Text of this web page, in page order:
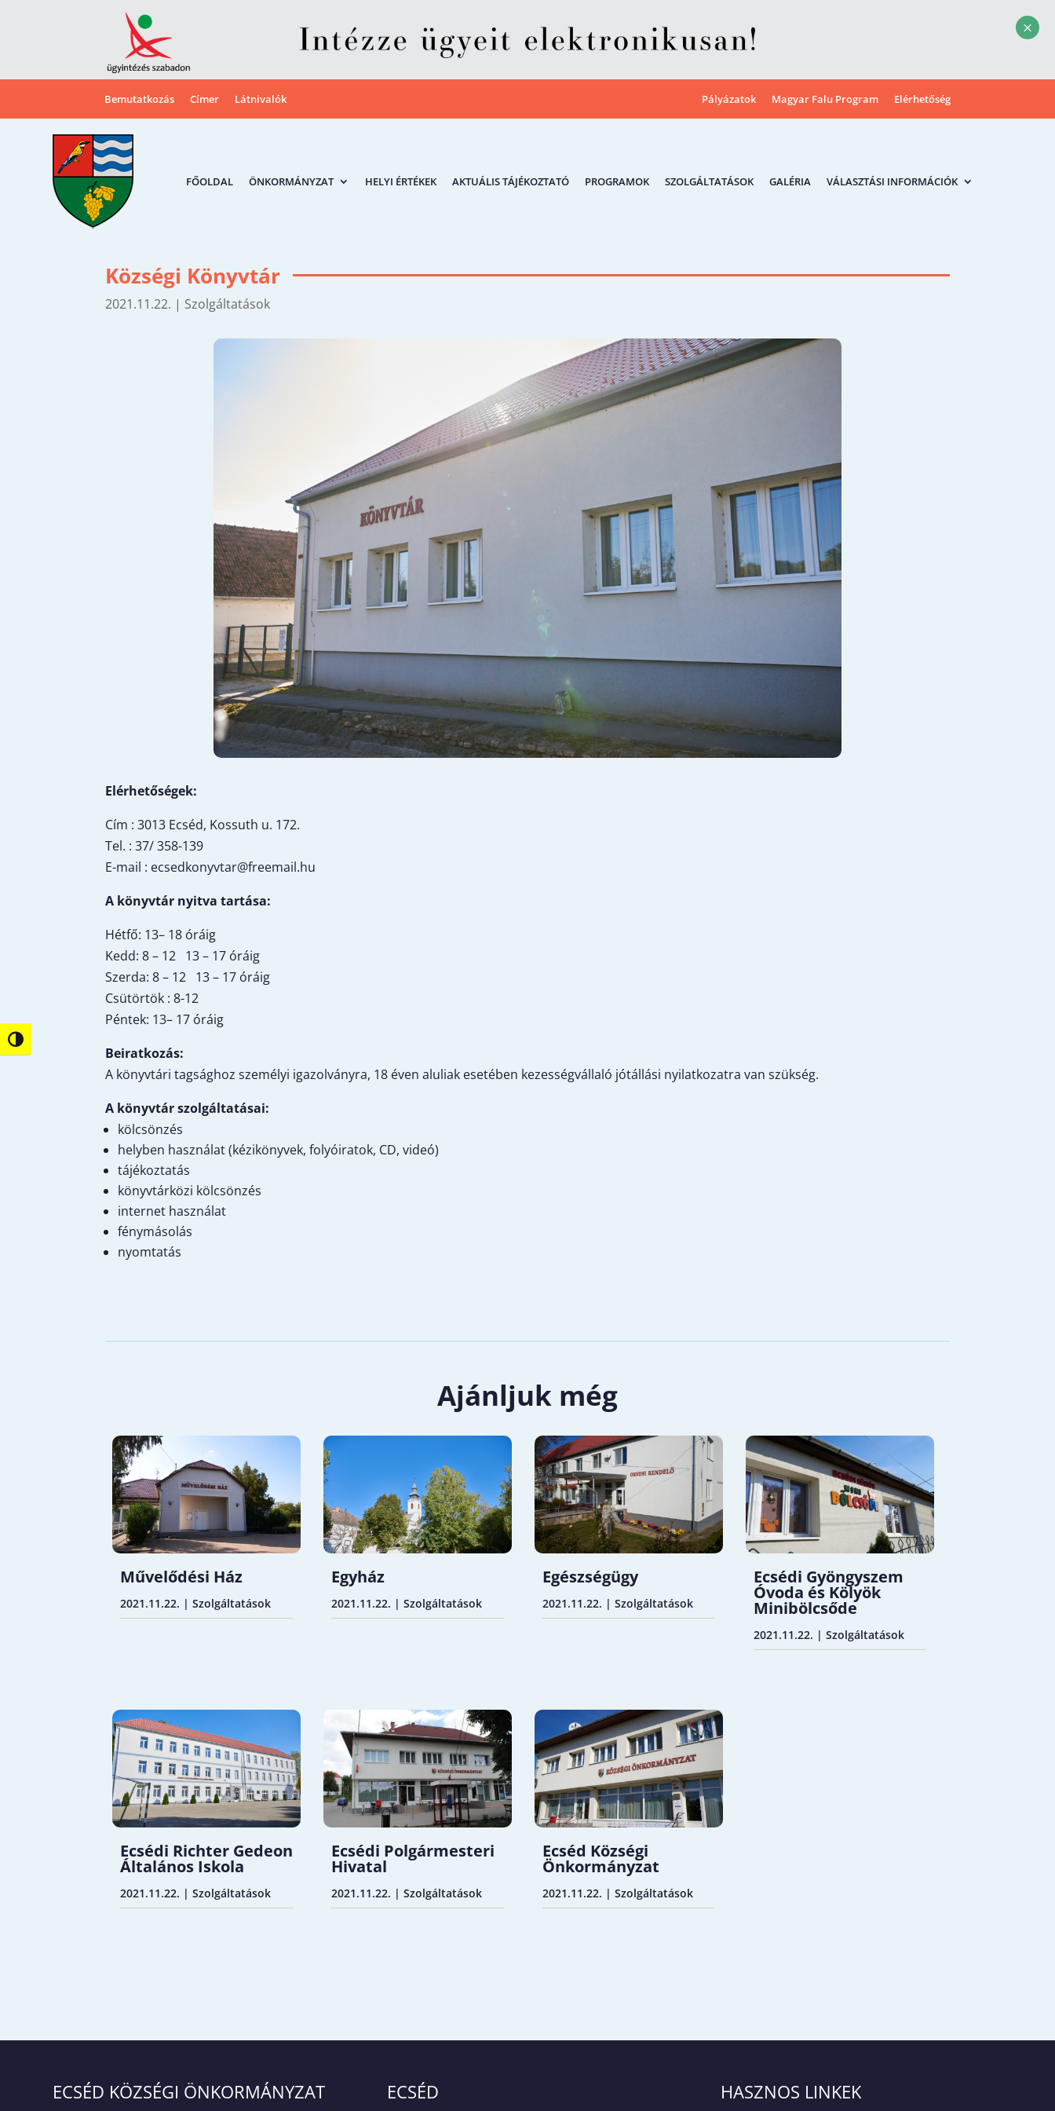
Nagy kontraszt váltása
M
Bemutatkozás Címer Látnivalók Pályázatok Magyar Falu Program Elérhetőség
FŐOLDAL ÖNKORMÁNYZAT HELYI ÉRTÉKEK AKTUÁLIS TÁJÉKOZTATÓ PROGRAMOK SZOLGÁLTATÁSOK GALÉRIA VÁLASZTÁSI INFORMÁCIÓK
Községi Könyvtár
2021.11.22. | Szolgáltatások
Elérhetőségek:
Cím : 3013 Ecséd, Kossuth u. 172.
Tel. : 37/ 358-139
E-mail : ecsedkonyvtar@freemail.hu
A könyvtár nyitva tartása:
Hétfő: 13– 18 óráig
Kedd: 8 – 12 13 – 17 óráig
Szerda: 8 – 12 13 – 17 óráig
Csütörtök : 8-12
Péntek: 13– 17 óráig
Beiratkozás:
A könyvtári tagsághoz személyi igazolványra, 18 éven aluliak esetében kezességvállaló jótállási nyilatkozatra van szükség.
A könyvtár szolgáltatásai:
kölcsönzés
helyben használat (kézikönyvek, folyóiratok, CD, videó)
tájékoztatás
könyvtárközi kölcsönzés
internet használat
fénymásolás
nyomtatás
Ajánljuk még
Művelődési Ház
2021.11.22. |Szolgáltatások
Ecsédi Richter Gedeon
Általános Iskola
2021.11.22. |Szolgáltatások
Egyház
2021.11.22. |Szolgáltatások
Ecsédi Polgármesteri
Hivatal
2021.11.22. |Szolgáltatások
Egészségügy
2021.11.22. | Szolgáltatások
Ecséd Községi
Önkormányzat
2021.11.22. | Szolgáltatások
Ecsédi Gyöngyszem
Óvoda és Kölyök
Minibölcsőde
2021.11.22. | Szolgáltatások
ECSÉD KÖZSÉGI ÖNKORMÁNYZAT ECSÉD HASZNOS LINKEK